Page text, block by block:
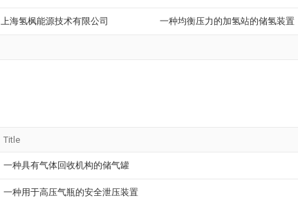
上海氢枫能源技术有限公司 一种均衡压力的加氢站的储氢装置
Title
一种具有气体回收机构的储气罐
一种用于高压气瓶的安全泄压装置